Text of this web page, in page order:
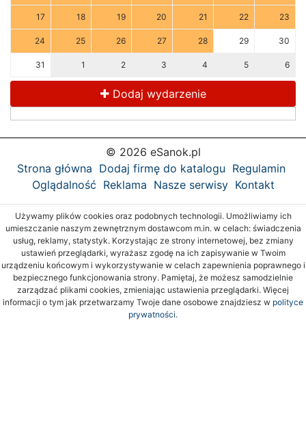
17 18 19 20 21 22 23
24 25 26 27 28 29 30
31 1 2 3 4 5 6
Dodaj wydarzenie
© 2026 eSanok.pl
Strona główna Dodaj firmę do katalogu Regulamin
Oglądalność Reklama Nasze serwisy Kontakt
Używamy plików cookies oraz podobnych technologii. Umożliwiamy ich
umieszczanie naszym zewnętrznym dostawcom m.in. w celach: świadczenia
usług, reklamy, statystyk. Korzystając ze strony internetowej, bez zmiany
ustawień przeglądarki, wyrażasz zgodę na ich zapisywanie w Twoim
urządzeniu końcowym i wykorzystywanie w celach zapewnienia poprawnego i
bezpiecznego funkcjonowania strony. Pamiętaj, że możesz samodzielnie
zarządzać plikami cookies, zmieniając ustawienia przeglądarki. Więcej
informacji o tym jak przetwarzamy Twoje dane osobowe znajdziesz w polityce
prywatności.